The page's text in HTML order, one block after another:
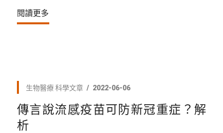
閱讀更多
生物醫療 科學文章 2022-06-06
傳言說流感疫苗可防新冠重症？解
析